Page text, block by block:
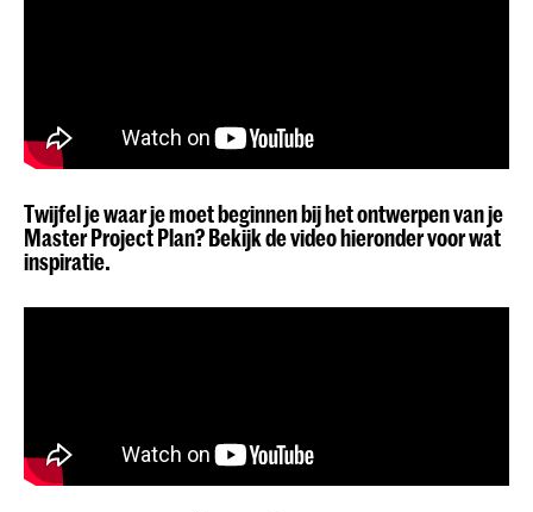
Twijfel je waar je moet beginnen bij het ontwerpen van je
Master Project Plan? Bekijk de video hieronder voor wat
inspiratie.